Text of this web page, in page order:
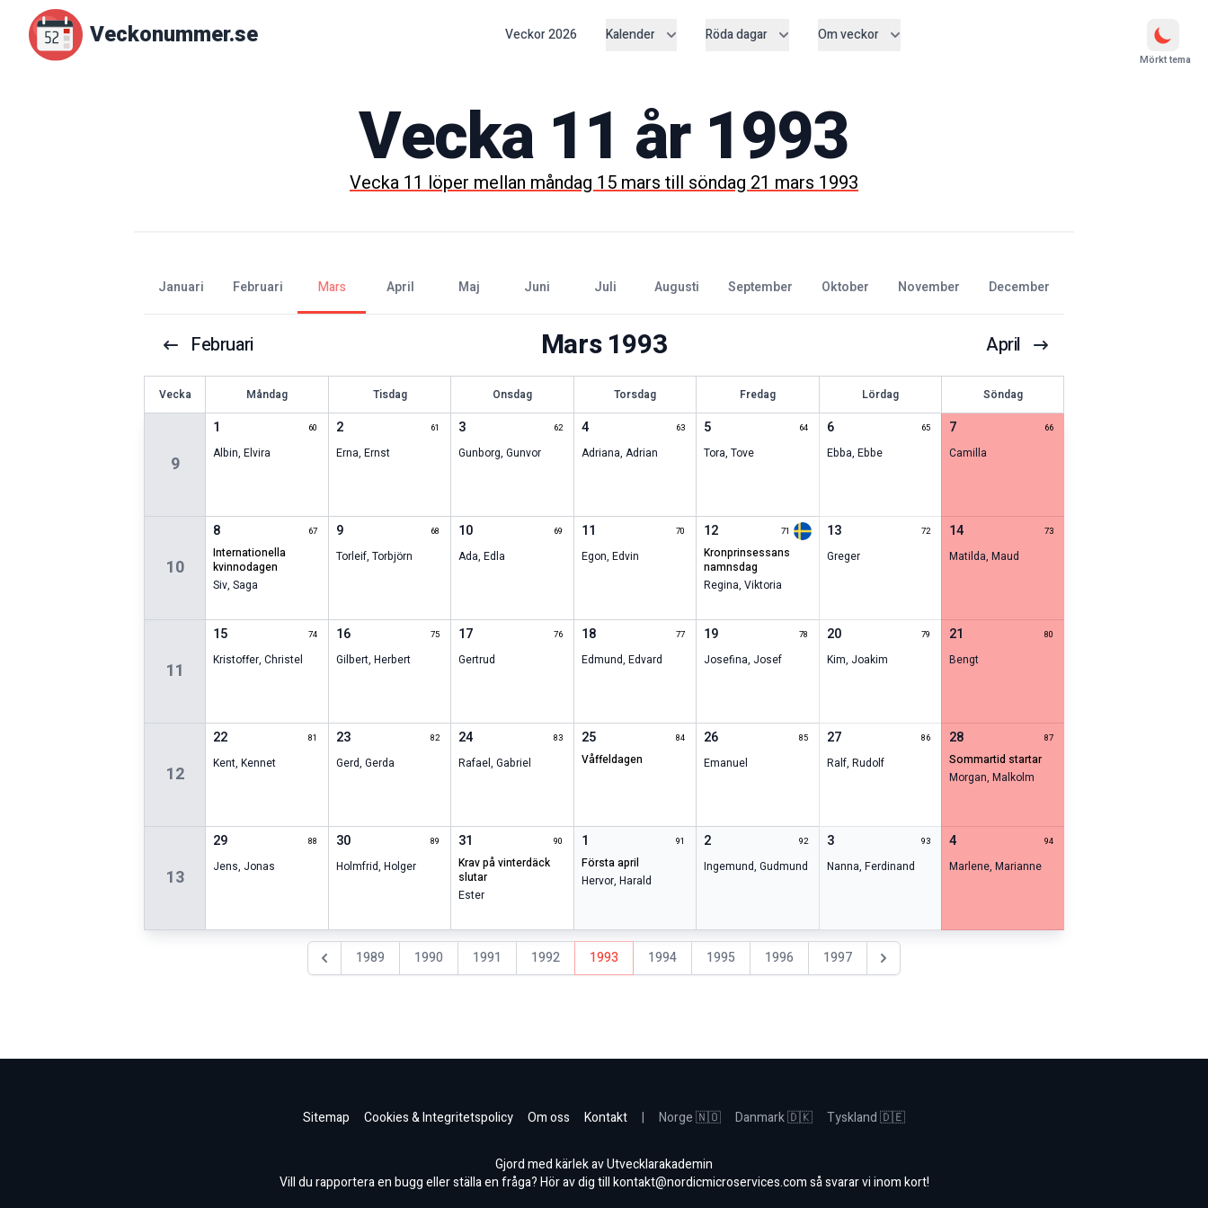
Veckonummer.se Veckor2026 Kalender Röda dagar Om veckor
Mörkt tema
Vecka 11 år 1993
Vecka11löper mellanmåndag 15 marstillsöndag 21 mars 1993
januari februari mars april maj juni juli augusti september oktober november december
Februari Mars1993 April
Vecka Måndag Tisdag Onsdag Torsdag Fredag Lördag Söndag
9
1 60
Albin,Elvira
2 61
Erna, Ernst
3 62
Gunborg,Gunvor
4 63
Adriana, Adrian
5 64
Tora,Tove
6 65
Ebba, Ebbe
7 66
Camilla
10
8 67
internationella
kvinnodagen
Siv,Saga
9 68
Torleif, Torbjörn
10 69
Ada,Edla
11 70
Egon, Edvin
12 71
kronprinsessans
namnsdag
Regina,Viktoria
13 72
Greger
14 73
Matilda,Maud
11
15 74
Kristoffer,Christel
16 75
Gilbert, Herbert
17 76
Gertrud
18 77
Edmund, Edvard
19 78
Josefina, Josef
20 79
Kim, Joakim
21 80
Bengt
12
22 81
Kent,Kennet
23 82
Gerd, Gerda
24 83
Rafael,Gabriel
25 84
våffeldagen
26 85
Emanuel
27 86
Ralf, Rudolf
28 87
sommartid startar
Morgan,Malkolm
13
29 88
Jens, Jonas
30 89
Holmfrid, Holger
31 90
krav på vinterdäck
slutar
Ester
1 91
första april
Hervor, Harald
2 92
Ingemund,Gudmund
3 93
Nanna, Ferdinand
4 94
Marlene,Marianne
Föregående år
1989 1990 1991 1992 1993 1994 1995 1996 1997 Nästa år
Sitemap Cookies & Integritetspolicy Om oss Kontakt | Norge 🇳🇴 Danmark 🇩🇰 Tyskland 🇩🇪
Gjord med kärlek av Utvecklarakademin
Vill du rapportera en bugg eller ställa en fråga? Hör av dig tillkontakt@nordicmicroservices.comså svarar vi inom kort!